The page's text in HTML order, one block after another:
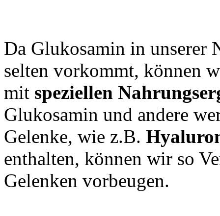
Da Glukosamin in unserer
selten vorkommt, können
mit speziellen
Glukosamin und andere
Gelenke, wie z.B.
enthalten, können wir so
Gelenken vorbeugen.